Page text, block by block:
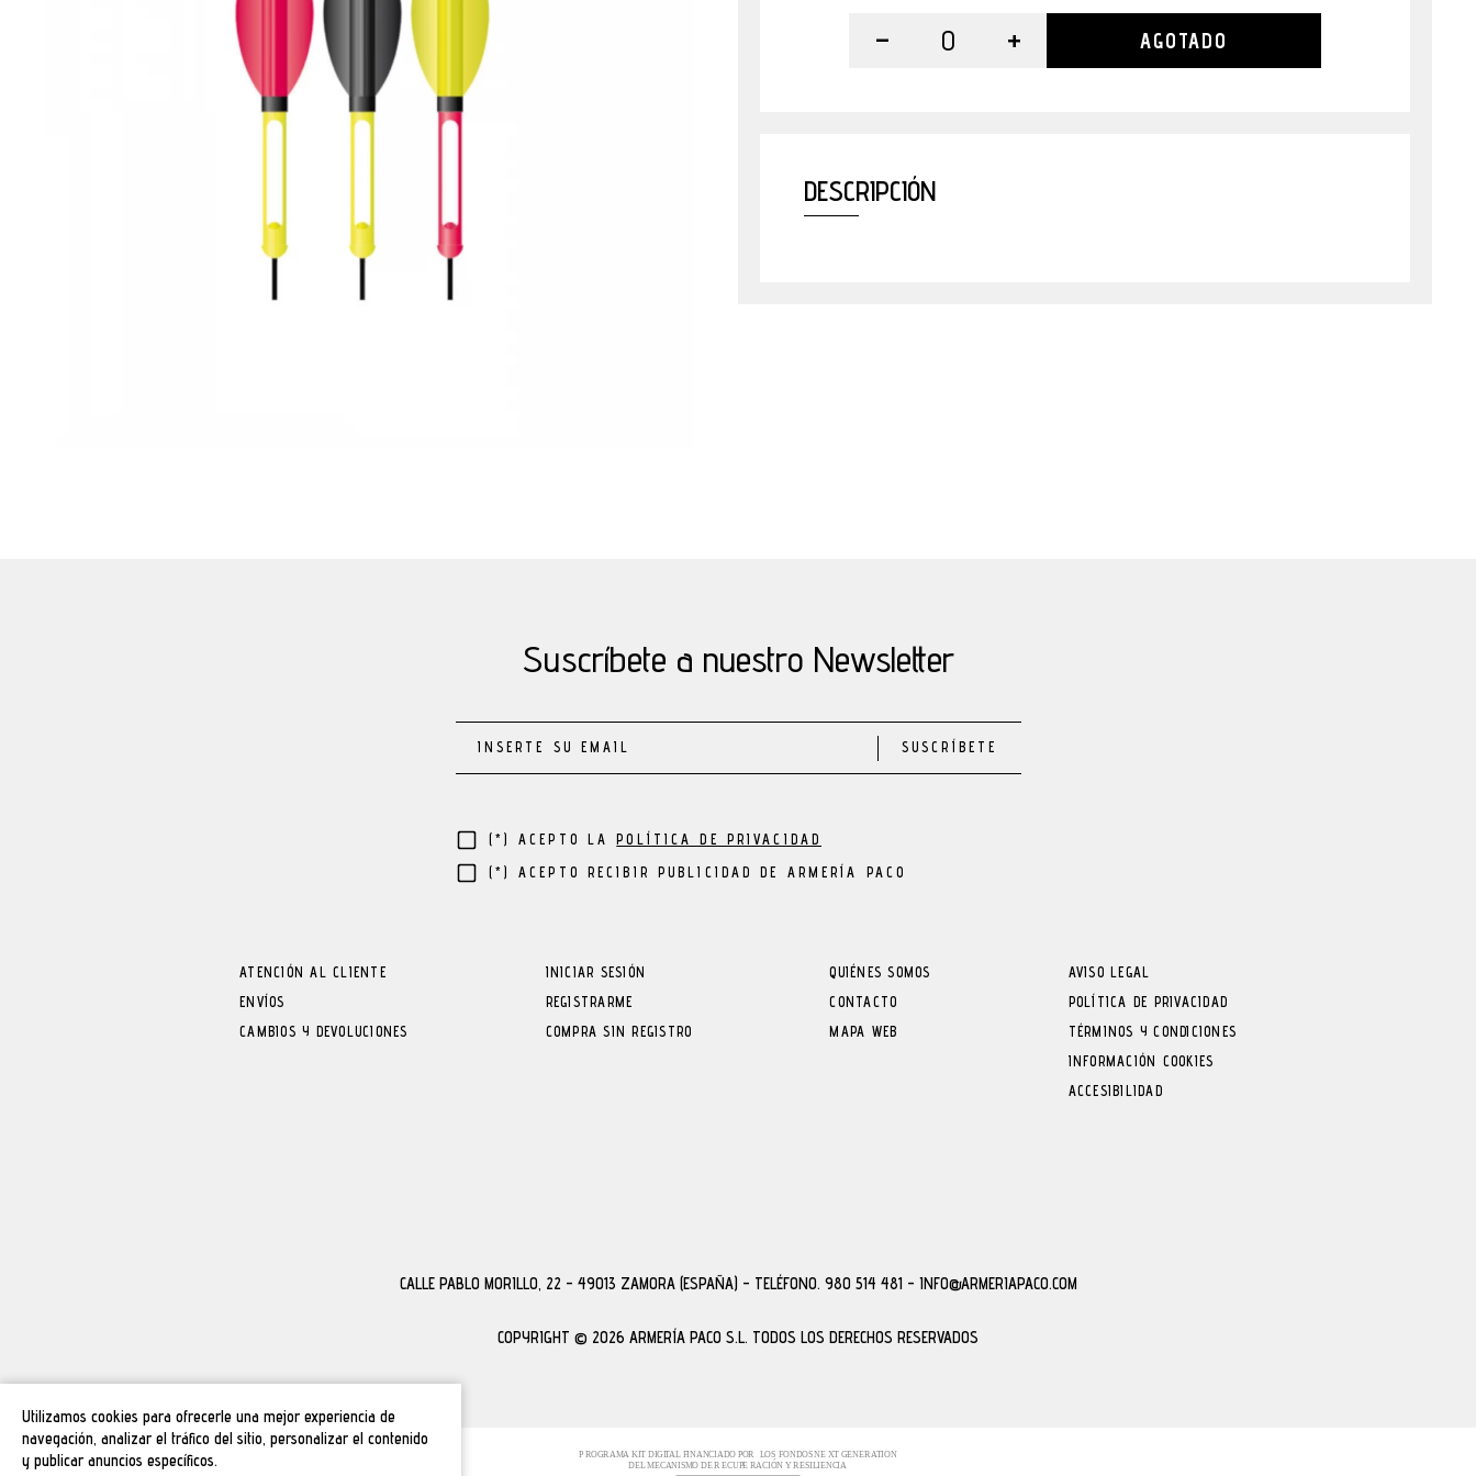
Utilizamos cookies para ofrecerle una mejor experiencia de
navegación, analizar el tráfico del sitio, personalizar el contenido
y publicar anuncios específicos.
- 0 + AGOTADO
DESCRIPCIÓN
Suscríbete a nuestro Newsletter
(*) ACEPTO LA
POLÍTICA DE PRIVACIDAD
(*) ACEPTO RECIBIR PUBLICIDAD DE ARMERÍA PACO
SUSCRÍBETE
ATENCIÓN AL CLIENTE
ENVÍOS
CAMBIOS Y DEVOLUCIONES
INICIAR SESIÓN
REGISTRARME
COMPRA SIN REGISTRO
QUIÉNES SOMOS
CONTACTO
MAPA WEB
AVISO LEGAL
POLÍTICA DE PRIVACIDAD
TÉRMINOS Y CONDICIONES
INFORMACIÓN COOKIES
ACCESIBILIDAD
CALLE PABLO MORILLO, 22 - 49013 ZAMORA (ESPAÑA) - TELÉFONO. 980 514 481 - INFO@ARMERIAPACO.COM
COPYRIGHT © 2026 ARMERÍA PACO S.L. TODOS LOS DERECHOS RESERVADOS